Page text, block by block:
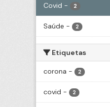
Covid - 2
Saúde - 2
Etiquetas
corona - 2
covid - 2